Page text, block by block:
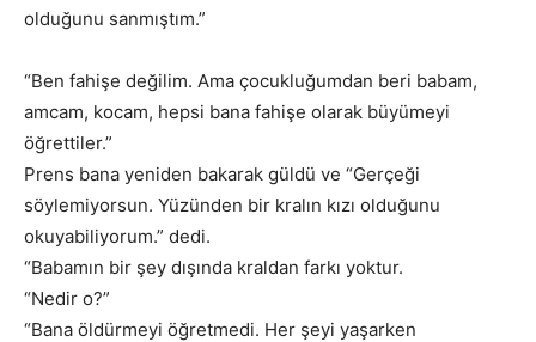
olduğunu sanmıştım.”
“Ben fahişe değilim. Ama çocukluğumdan beri babam,
amcam, kocam, hepsi bana fahişe olarak büyümeyi
öğrettiler.”
Prens bana yeniden bakarak güldü ve “Gerçeği
söylemiyorsun. Yüzünden bir kralın kızı olduğunu
okuyabiliyorum.” dedi.
“Babamın bir şey dışında kraldan farkı yoktur.
“Nedir o?”
“Bana öldürmeyi öğretmedi. Her şeyi yaşarken